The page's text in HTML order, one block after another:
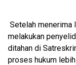
Setelah menerima
melakukan
ditahan di
proses hukum lebih